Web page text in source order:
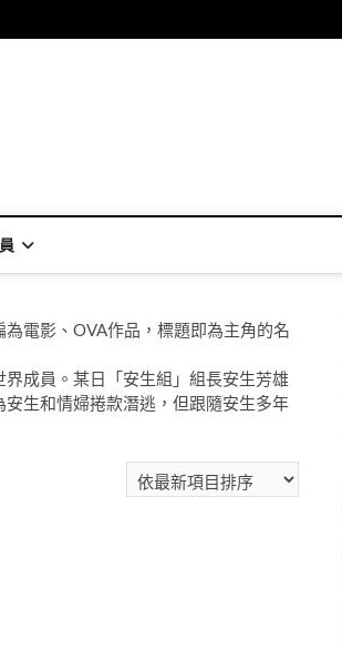
電影、OVA作品，標題即為主角的名
成員。某日「安生組」組長安生芳雄
生和情婦捲款潛逃，但跟隨安生多年